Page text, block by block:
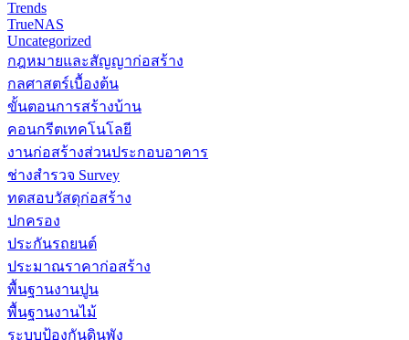
Trends
TrueNAS
Uncategorized
กฎหมายและสัญญาก่อสร้าง
กลศาสตร์เบื้องต้น
ขั้นตอนการสร้างบ้าน
คอนกรีตเทคโนโลยี
งานก่อสร้างส่วนประกอบอาคาร
ช่างสำรวจ Survey
ทดสอบวัสดุก่อสร้าง
ปกครอง
ประกันรถยนต์
ประมาณราคาก่อสร้าง
พื้นฐานงานปูน
พื้นฐานงานไม้
ระบบป้องกันดินพัง